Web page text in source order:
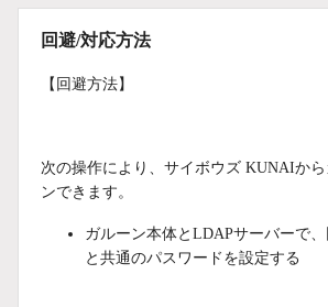
回避/対応方法
【回避方法】
次の操作により、サイボウズ KUNAIか
ンできます。
ガルーン本体とLDAPサーバーで
と共通のパスワードを設定する